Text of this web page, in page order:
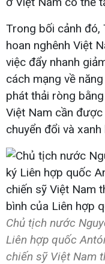
Trong bối cảnh
hoan nghênh Việt
việc đẩy nhanh
cách mạng về
phát thải ròng
Việt Nam cần
chuyển đổi và xanh
Chủ tịch nước
Liên hợp quốc
chiến sỹ Việt Nam